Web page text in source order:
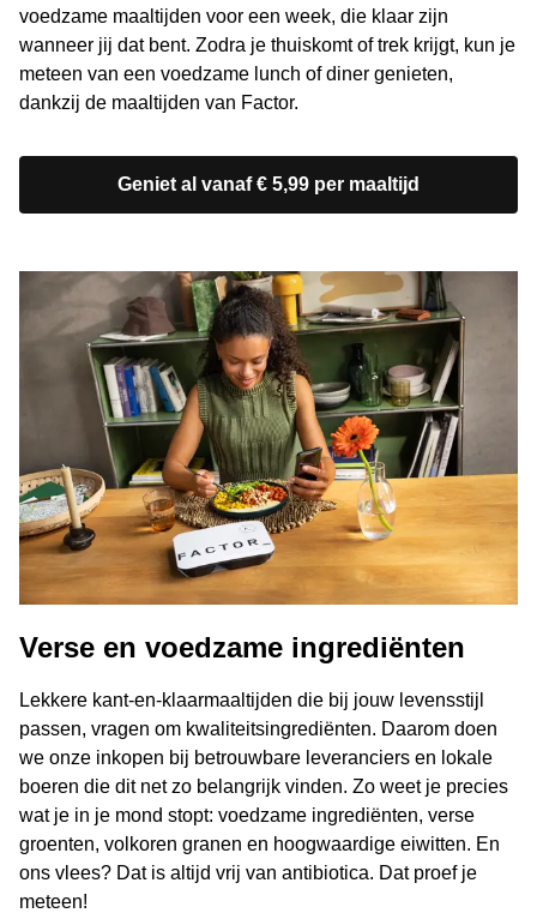
voedzame maaltijden voor een week, die klaar zijn
wanneer jij dat bent. Zodra je thuiskomt of trek krijgt, kun je
meteen van een voedzame lunch of diner genieten,
dankzij de maaltijden van Factor.
Geniet al vanaf € 5,99 per maaltijd
Verse en voedzame ingrediënten
Lekkere kant-en-klaarmaaltijden die bij jouw levensstijl
passen, vragen om kwaliteitsingrediënten. Daarom doen
we onze inkopen bij betrouwbare leveranciers en lokale
boeren die dit net zo belangrijk vinden. Zo weet je precies
wat je in je mond stopt: voedzame ingrediënten, verse
groenten, volkoren granen en hoogwaardige eiwitten. En
ons vlees? Dat is altijd vrij van antibiotica. Dat proef je
meteen!